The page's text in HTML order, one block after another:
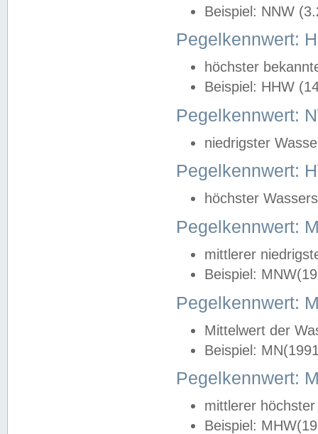
Beispiel: NNW
Pegelkennwert:
höchster
Beispiel: HHW
Pegelkennwert:
niedrigster
Pegelkennwert:
höchster
Pegelkennwert:
mittlerer
Beispiel:
Pegelkennwert:
Mittelwert der
Beispiel:
Pegelkennwert:
mittlerer
Beispiel: